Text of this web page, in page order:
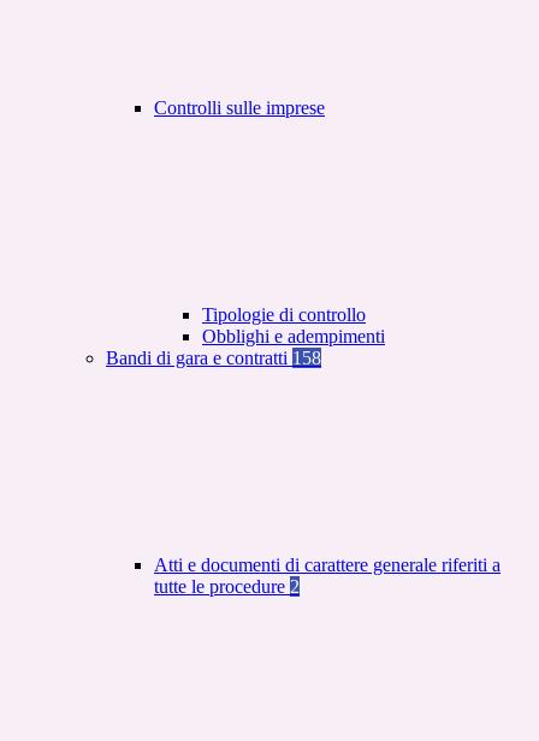
Controlli sulle imprese
Tipologie di controllo
Obblighi e adempimenti
Bandi di gara e contratti 158
Atti e documenti di carattere generale riferiti a
tutte le procedure 2